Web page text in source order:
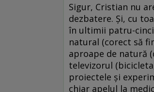
Sigur, Cristian nu
dezbatere. Şi, cu
în ultimii patru-cinci
natural (corect să
aproape de natură
televizorul
proiectele şi
chiar apelul la